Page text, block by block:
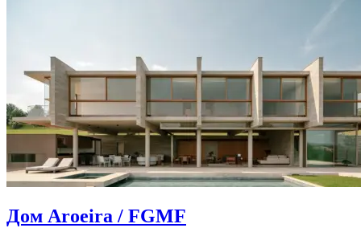
Дом Aroeira / FGMF